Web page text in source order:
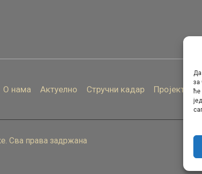
Да
за
ће
О нама Актуелно Стручни кадар Пројекти
Сва права задржана